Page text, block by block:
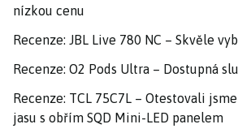
nízkou cenu
Recenze: JBL Live 780 NC – Skvěle
Recenze: O2 Pods Ultra – Dostupná
Recenze: TCL 75C7L – Otestovali
jasu s obřím SQD Mini-LED panelem